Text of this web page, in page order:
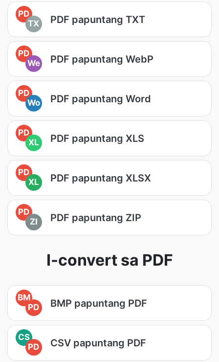
PD
TX
PDF papuntang TXT
PD
We
PDF papuntang WebP
PD
Wo
PDF papuntang Word
PD
XL
PDF papuntang XLS
PD
XL
PDF papuntang XLSX
PD
ZI
PDF papuntang ZIP
I-convert sa PDF
BM
PD
BMP papuntang PDF
CS
PD
CSV papuntang PDF